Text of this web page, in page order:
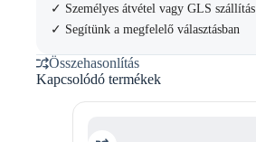
✓ Személyes átvétel vagy GLS szállítás
✓ Segítünk a megfelelő választásban
Összehasonlítás
Kapcsolódó termékek